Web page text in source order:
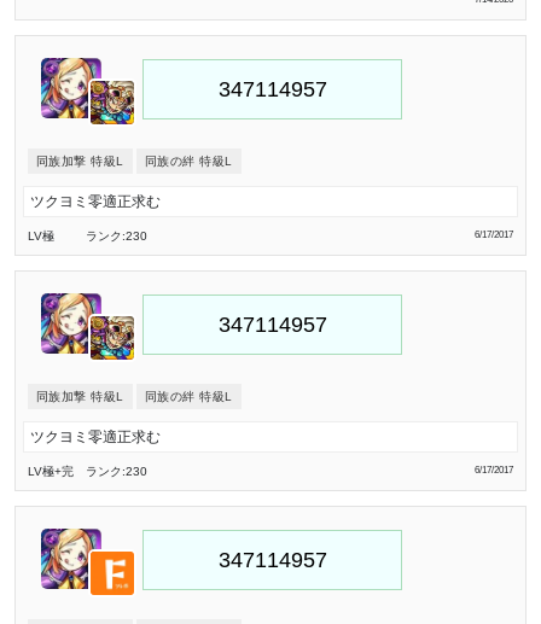
同族加撃 特級L 同族の絆 特級L
ツクヨミ零適正求む
LV極 ランク:230 6/17/2017
同族加撃 特級L 同族の絆 特級L
ツクヨミ零適正求む
LV極+完 ランク:230 6/17/2017